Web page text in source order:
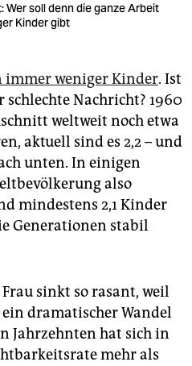
soll denn die ganze Arbeit
Kinder gibt
immer weniger Kinder. Ist
schlechte Nachricht? 1960
weltweit noch etwa
aktuell sind es 2,2 – und
unten. In einigen
also
mindestens 2,1 Kinder
Generationen stabil
sinkt so rasant, weil
dramatischer Wandel
Jahrzehnten hat sich in
mehr als